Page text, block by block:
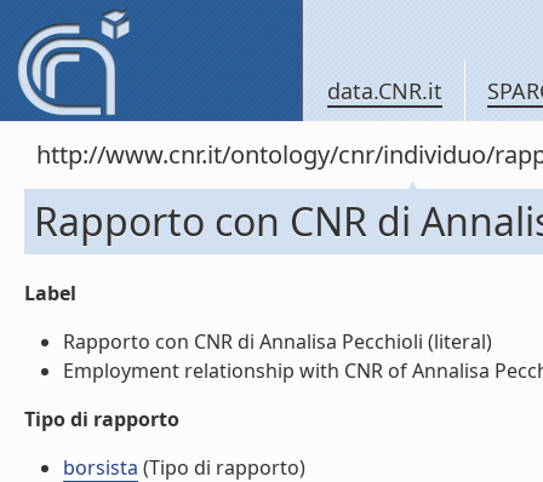
data.CNR.it
http://www.cnr.it/ontology/cnr/individuo/
Rapporto con CNR di
Label
Rapporto con CNR di Annalisa Pecchioli (literal)
Employment relationship with CNR of Annalisa
Tipo di rapporto
borsista (Tipo di rapporto)